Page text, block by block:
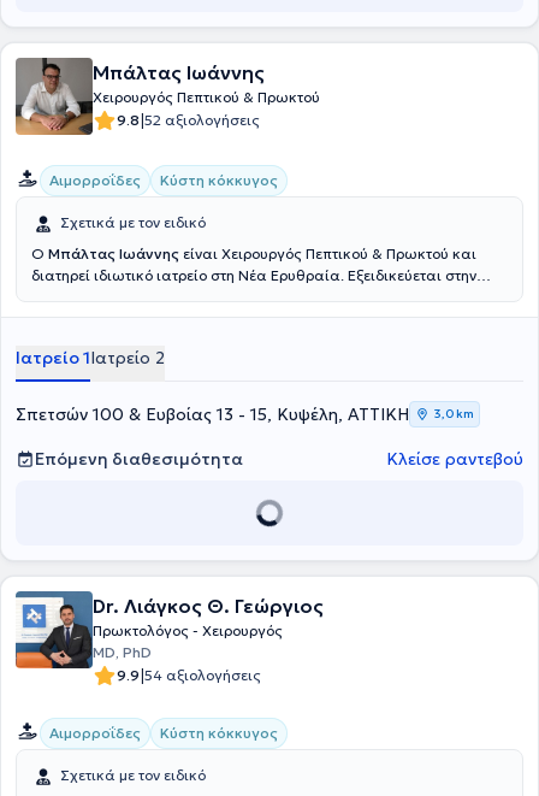
Μπάλτας Ιωάννης
Χειρουργός Πεπτικού & Πρωκτού
9.8|52 αξιολογήσεις
Αιμορροΐδες Κύστη κόκκυγος
Σχετικά με τον ειδικό
Ο Μπάλτας Ιωάννης είναι Χειρουργός Πεπτικού & Πρωκτού και
διατηρεί ιδιωτικό ιατρείο στη Νέα Ερυθραία. Εξειδικεύεται στην
καθώς και στην Ορθοπρωκτική Χειρουργική. Επιπλέον εξειδίκευση
πρωκτού, κύστη κόκκυγος). Διαθέτει πολυετή εμπειρία στην
αποτελεσματική και ασφαλή χειρουργική αντιμετώπιση της
παχυσαρκίας, της διαφραγματοκήλης, των παθήσεων του πεπτικού
συστήματος και των κηλών του κοιλιακού τοιχώματος. Τέλος,
παράλληλα με το ιδιωτικό του ιατρείο, συνεργάζεται με μεγάλες
ιδιωτικές κλινικές της Αττικής, όπως είναι το Μητέρα, το Ιατρικό
Ιατρείο 1Ιατρείο 2
Σπετσών 100 & Ευβοίας 13 - 15, Κυψέλη, ΑΤΤΙΚΗ 3,0 km
Επόμενη διαθεσιμότητα Κλείσε ραντεβού
Dr. Λιάγκος Θ. Γεώργιος
Πρωκτολόγος - Χειρουργός
MD, PhD
9.9|54 αξιολογήσεις
Αιμορροΐδες Κύστη κόκκυγος
Σχετικά με τον ειδικό